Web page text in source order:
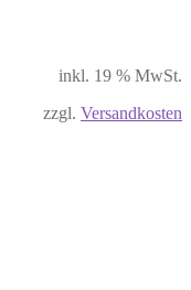
inkl. 19 % MwSt.
zzgl. Versandkosten